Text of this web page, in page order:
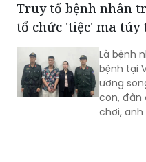
Truy tố bệnh nhân
tổ chức 'tiệc' ma túy
Là bệnh
bệnh tại
ương
con, đàn
chơi,